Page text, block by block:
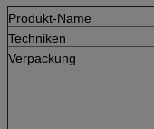
Produkt-Name
Techniken
Verpackung